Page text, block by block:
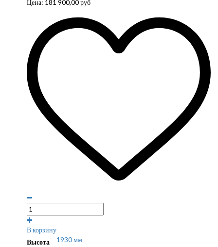
Цена: 181 900,00руб
В корзину
Высота
1930 мм